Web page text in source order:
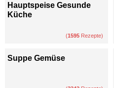
Hauptspeise Gesunde
Küche
(1595 Rezepte)
Suppe Gemüse